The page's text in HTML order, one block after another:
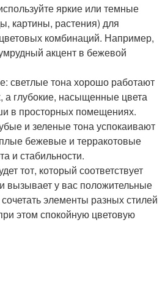
яркие или темные
картины, растения) для
комбинаций. Например,
акцент в бежевой
светлые тона хорошо работают
а глубокие, насыщенные цвета
в просторных помещениях.
и зеленые тона успокаивают
бежевые и терракотовые
и стабильности.
тот, который соответствует
вызывает у вас положительные
элементы разных стилей
этом спокойную цветовую